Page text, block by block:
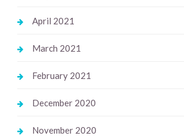
April 2021
March 2021
February 2021
December 2020
November 2020